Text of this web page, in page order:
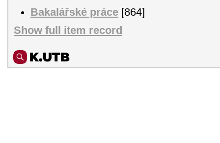
Bakalářské práce [864]
Show full item record